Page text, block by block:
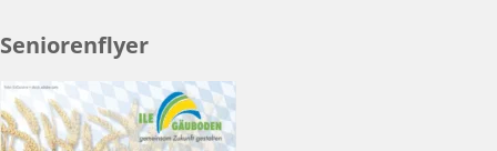
Seniorenflyer